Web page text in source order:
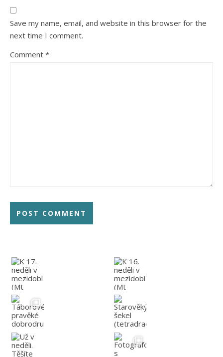
Save my name, email, and website in this browser for the
next time I comment.
Comment *